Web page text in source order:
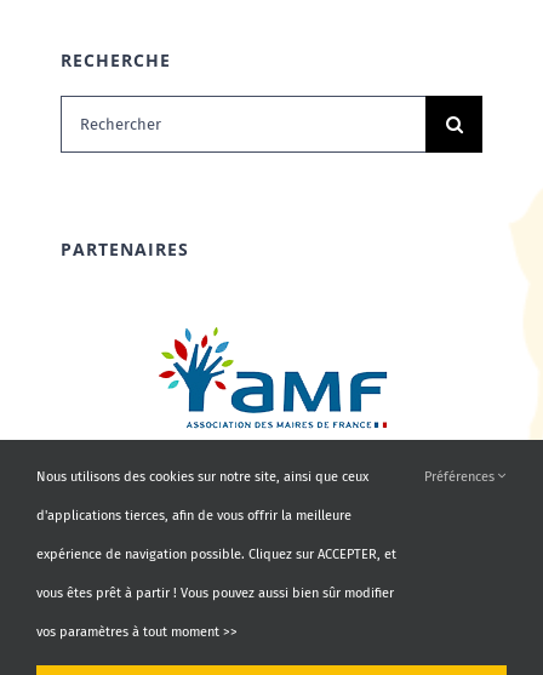
RECHERCHE
Rechercher:
PARTENAIRES
Nous utilisons des cookies sur notre site, ainsi que ceux
d'applications tierces, afin de vous offrir la meilleure
expérience de navigation possible. Cliquez sur ACCEPTER, et
vous êtes prêt à partir ! Vous pouvez aussi bien sûr modifier
vos paramètres à tout moment >>
Préférences